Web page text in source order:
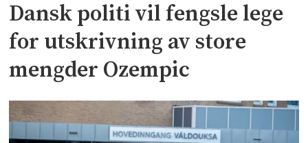
Dansk politi vil fengsle lege
for utskrivning av store
mengder Ozempic